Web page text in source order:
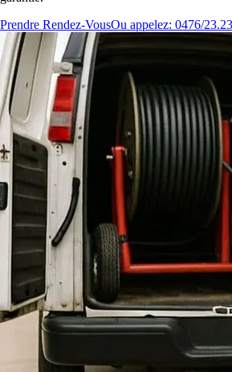
Prendre Rendez-VousOu appelez: 0476/